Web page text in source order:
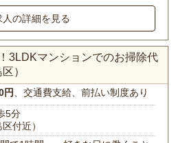
人の詳細を見る
3LDKマンションでのお掃除代
）
円 、交通費支給、前払い制度あり
5分
付近）